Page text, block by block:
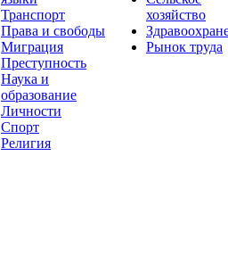
Транспорт
Права и свободы
Миграция
Преступность
Наука и
образование
Личности
Спорт
Религия
хозяйство
Рынок труда